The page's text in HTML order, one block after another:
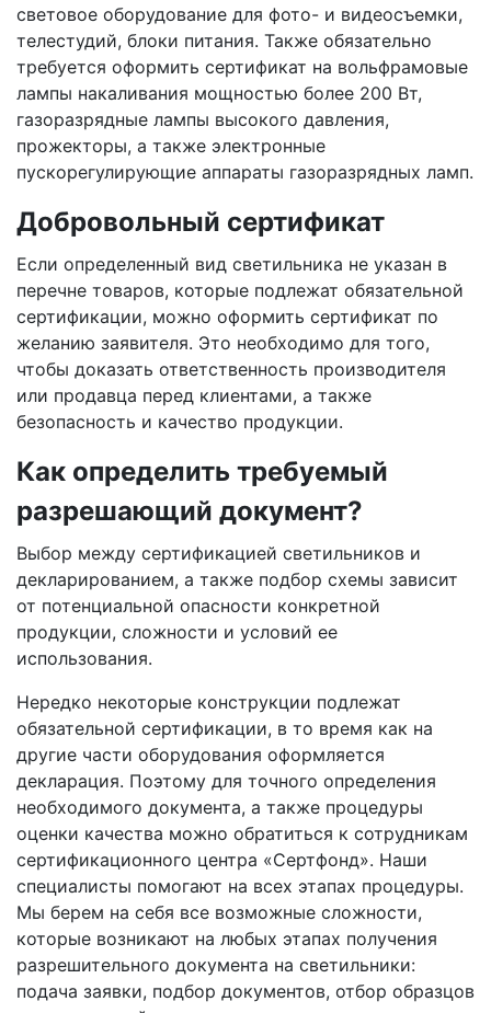
световое оборудование для фото- и видеосъемки,
телестудий, блоки питания. Также обязательно
требуется оформить сертификат на вольфрамовые
лампы накаливания мощностью более 200 Вт,
газоразрядные лампы высокого давления,
прожекторы, а также электронные
пускорегулирующие аппараты газоразрядных ламп.
Добровольный сертификат
Если определенный вид светильника не указан в
перечне товаров, которые подлежат обязательной
сертификации, можно оформить сертификат по
желанию заявителя. Это необходимо для того,
чтобы доказать ответственность производителя
или продавца перед клиентами, а также
безопасность и качество продукции.
Как определить требуемый
разрешающий документ?
Выбор между сертификацией светильников и
декларированием, а также подбор схемы зависит
от потенциальной опасности конкретной
продукции, сложности и условий ее
использования.
Нередко некоторые конструкции подлежат
обязательной сертификации, в то время как на
другие части оборудования оформляется
декларация. Поэтому для точного определения
необходимого документа, а также процедуры
оценки качества можно обратиться к сотрудникам
сертификационного центра «Сертфонд». Наши
специалисты помогают на всех этапах процедуры.
Мы берем на себя все возможные сложности,
которые возникают на любых этапах получения
разрешительного документа на светильники:
подача заявки, подбор документов, отбор образцов